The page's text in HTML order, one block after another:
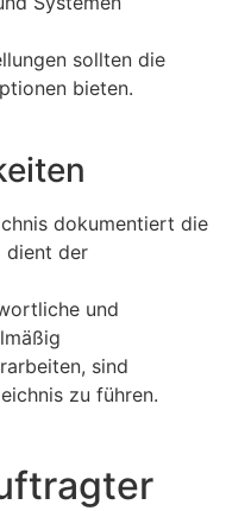
sollten die
bieten.
dokumentiert die
dient der
und
sind
zu führen.